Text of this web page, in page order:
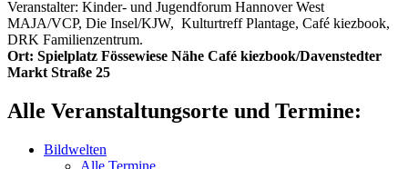
Veranstalter: Kinder- und Jugendforum Hannover West
MAJA/VCP, Die Insel/KJW, Kulturtreff Plantage, Café kiezbook,
DRK Familienzentrum.
Ort: Spielplatz Fössewiese Nähe Café kiezbook/Davenstedter
Markt Straße 25
Alle Veranstaltungsorte und Termine:
Bildwelten